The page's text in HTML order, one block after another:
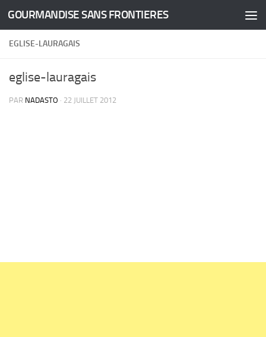
Skip to content
GOURMANDISE SANS FRONTIERES
EGLISE-LAURAGAIS
eglise-lauragais
PAR NADASTO · 22 JUILLET 2012